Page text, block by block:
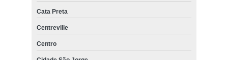
Cata Preta
Centreville
Centro